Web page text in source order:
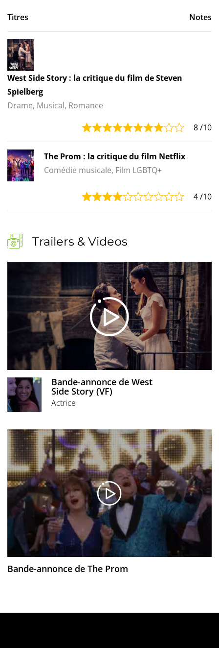
Titres Notes
West Side Story : la critique du film de Steven
Spielberg
Drame, Musical, Romance
8/10
The Prom : la critique du film Netflix
Comédie musicale, Film LGBTQ+
4/10
Trailers & Videos
Bande-annonce de West
Side Story (VF)
Actrice
Bande-annonce de The Prom